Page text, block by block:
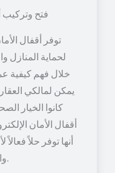
توفر أقفال
لحماية المنازل
خلال فهم كيفية
يمكن لمالكي
كانوا الخيار
أقفال الأمان
أنها توفر حلاً
والراحة والوصول القابل للتخصيص.